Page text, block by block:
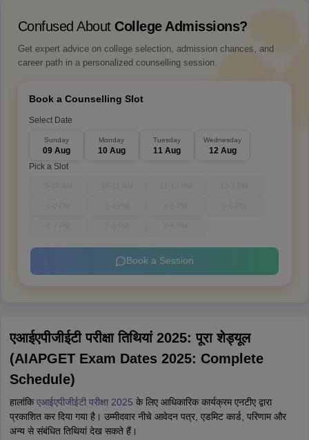
Confused About College Admissions?
Get expert advice on college selection, admission chances, and
career path in a personalized counselling session.
Book a Counselling Slot
Select Date
Sunday
09 Aug
Monday
10 Aug
Tuesday
11 Aug
Wednesday
12 Aug
Pick a Slot
Book a Session
एआईएपीजीईटी परीक्षा तिथियां 2025: पूरा शेड्यूल
(AIAPGET Exam Dates 2025: Complete
Schedule)
हालांकिएआईएपीजीईटी परीक्षा 2025 के लिए आधिकारिक कार्यक्रम एनटीए द्वारा
प्रकाशित कर दिया गया है। उम्मीदवार नीचे आवेदन पत्र, एडमिट कार्ड, परिणाम और
अन्य से संबंधित तिथियां देख सकते हैं।